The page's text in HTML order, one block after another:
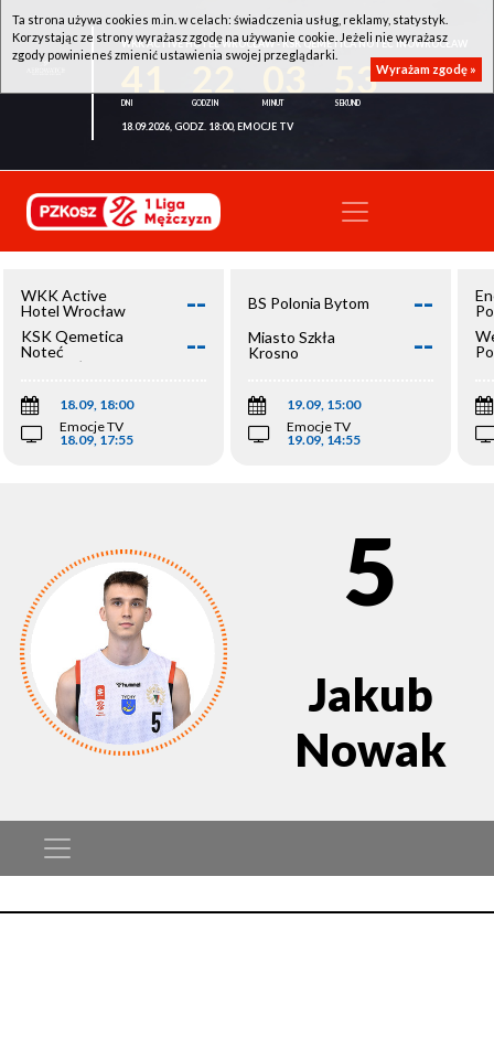
WKK ACTIVE HOTEL WROCŁAW - KSK QEMETICA NOTEĆ INOWROCŁAW
53
18.09.2026, GODZ. 18:00, EMOCJE TV
WKK Active
Hotel Wrocław
--
KSK Qemetica
Noteć
Inowrocław
--
18.09, 18:00
Emocje TV
18.09, 17:55
BS Polonia Bytom --
Miasto Szkła
Krosno
--
19.09, 15:00
Emocje TV
19.09, 14:55
5
Jakub
Nowak
Ta strona używa cookies m.in. w celach: świadczenia usług, reklamy, statystyk.
Korzystając ze strony wyrażasz zgodę na używanie cookie. Jeżeli nie wyrażasz
zgody powinieneś zmienić ustawienia swojej przeglądarki.
Wyrażam zgodę »